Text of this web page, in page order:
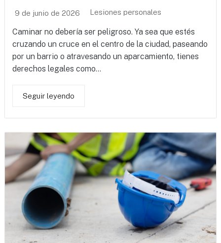
9 de junio de 2026 Lesiones personales
Caminar no debería ser peligroso. Ya sea que estés
cruzando un cruce en el centro de la ciudad, paseando
por un barrio o atravesando un aparcamiento, tienes
derechos legales como...
Seguir leyendo